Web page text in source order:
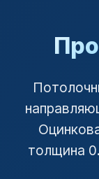
толщина